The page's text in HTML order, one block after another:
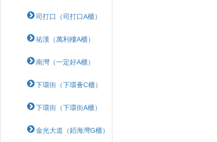
司打口（司打口A櫃）
祐漢（萬利樓A櫃）
南灣（一定好A櫃）
下環街（下環薈C櫃）
下環街（下環街A櫃）
金光大道（銆海灣G櫃）